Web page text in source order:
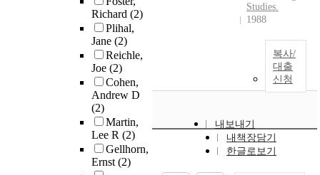
Richard (2)
Plihal,
Jane (2)
Reichle,
Joe (2)
Cohen,
Andrew D
(2)
Martin,
Lee R (2)
Gellhorn,
Ernst(2)
Studies.
1988
복사/
대출
신청
내보내기
내책장담기
한글로보기